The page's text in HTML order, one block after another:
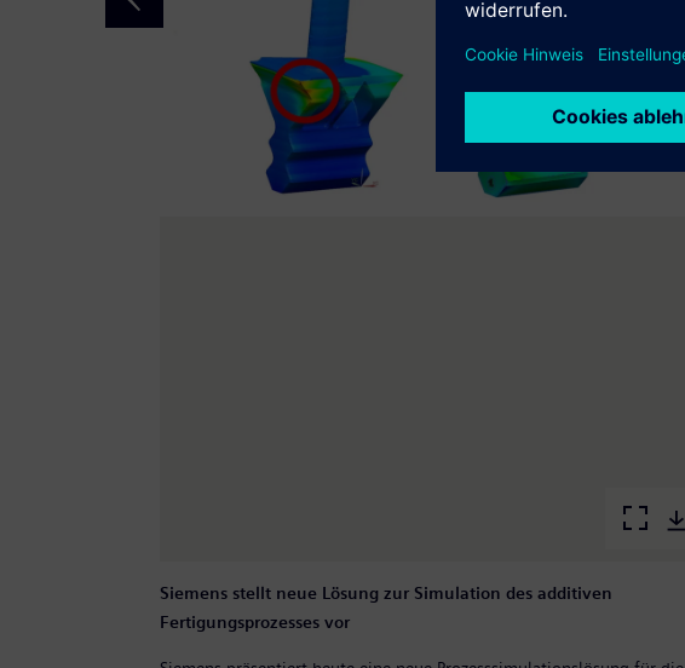
Siemens stellt neue Lösung zur Simulation des additiven
Fertigungsprozesses vor